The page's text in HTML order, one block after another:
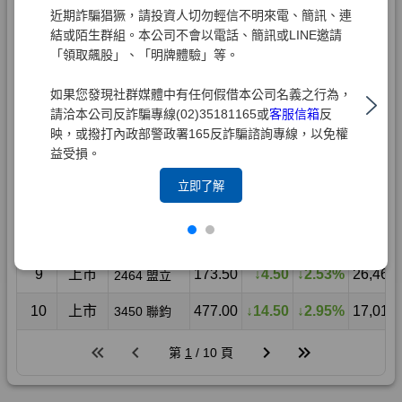
近期詐騙猖獗，請投資人切勿輕信不明來電、簡訊、連
結或陌生群組。本公司不會以電話、簡訊或LINE邀請
「領取飆股」、「明牌體驗」等。
如果您發現社群媒體中有任何假借本公司名義之行為，
請洽本公司反詐騙專線(02)35181165或客服信箱反
映，或撥打內政部警政署165反詐騙諮詢專線，以免權
益受損。
立即了解